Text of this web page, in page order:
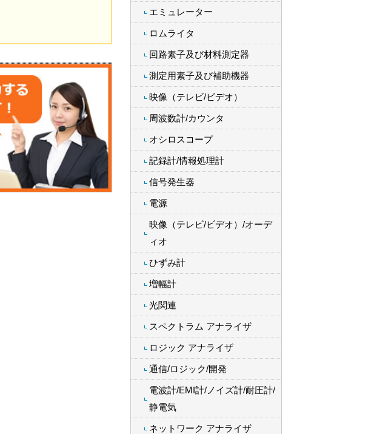
エミュレーター
ロムライタ
回路素子及び材料測定器
測定用素子及び補助機器
映像（テレビ/ビデオ）
周波数計/カウンタ
オシロスコープ
記録計/情報処理計
信号発生器
電源
映像（テレビ/ビデオ）/オーデ
ィオ
ひずみ計
増幅計
光関連
スペクトラム アナライザ
ロジック アナライザ
通信/ロジック/開発
電波計/EMI計/ノイズ計/耐圧計/
静電気
ネットワーク アナライザ